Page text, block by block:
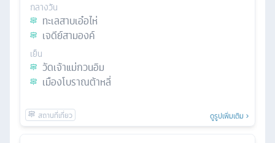
กลางวัน
ทะเลสาบเอ๋อไห่
เจดีย์สามองค์
เย็น
วัดเจ้าแม่กวนอิม
เมืองโบราณต้าหลี่
ดูรูปเพิ่มเติม